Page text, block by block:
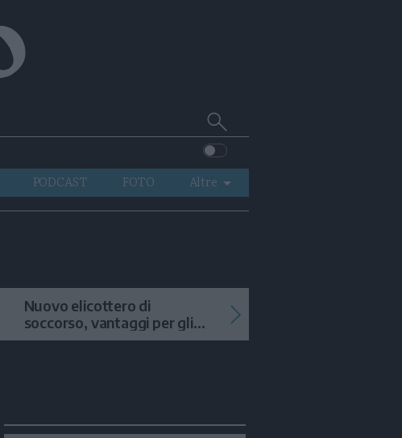
Cerca
su
Trentino
PODCAST FOTO
Altre
VIDEO
Nuovo elicottero di
soccorso, vantaggi per gli
interventi in alta quota